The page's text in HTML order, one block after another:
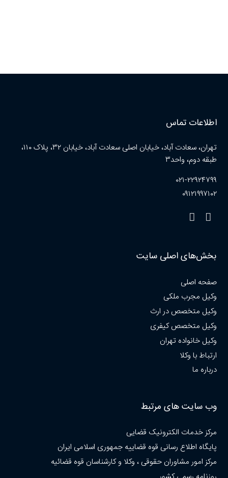
اطلاعات تماس
تهران، سعادت آباد، خیابان اصلی سعادت آباد، خیابان ۳۲، پلاک ۱۱۰،
طبقه دوم، واحد۳
۰۲۱-۲۲۹۲۴۷۹۹
۰۹۱۲۱۹۹۷۱۰۲
بخش‌های اصلی سایت
صفحه اصلی
وکیل مجرب ملکی
وکیل متخصص در ارث
وکیل متخصص کیفری
وکیل خانواده تهران
ارتباط با وکلا
درباره ما
وب سایت های مرتبط
مرکز خدمات الکترونیک قضایی
پایگاه اطلاع رسانی قوه قضاییه جمهوری اسلامی ایران
مرکز امور مشاوران حقوقی ، وکلا و کارشناسان قوه قضائیه